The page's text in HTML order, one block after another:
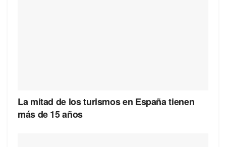
La mitad de los turismos en España tienen
más de 15 años